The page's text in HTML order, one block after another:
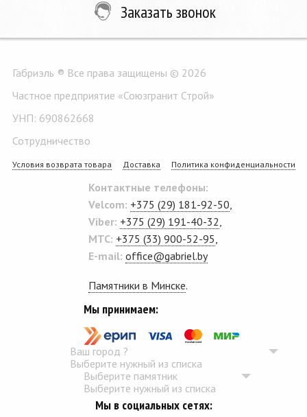
Заказать звонок
Габриэль ® Все права защищены © 2026
Частное предприятие «Союзгранит Строй»
УНП: 690862668
Сотрудничество
Условия возврата товара Доставка Политика конфиденциальности
Контактные телефоны:
Velcom: +375 (29) 181-92-50
Viber: +375 (29) 191-40-32
MTC: +375 (33) 900-52-95
E-mail: office@gabriel.by
Памятники в Минске.
Мы принимаем:
Ваш город ?
Выберите нужный из списка
Выберите памятник
Выберите нужный из списка
Мы в социальных сетях: